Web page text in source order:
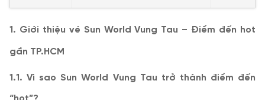
1. Giới thiệu vé Sun World Vung Tau – Điểm đến hot
gần TP.HCM
1.1. Vì sao Sun World Vung Tau trở thành điểm đến